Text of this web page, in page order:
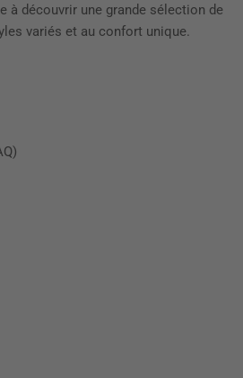
à découvrir une grande sélection de
variés et au confort unique.